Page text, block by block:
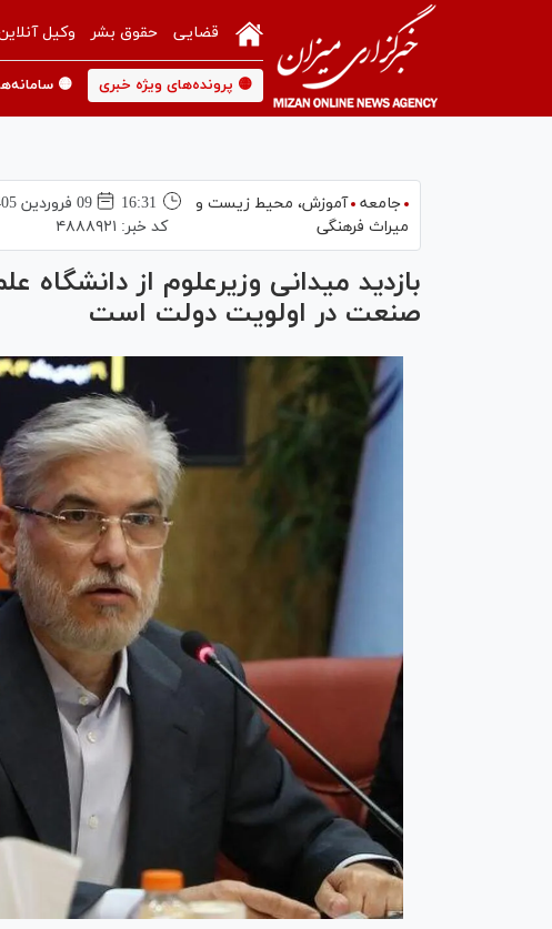
قضایی حقوق بشر وکیل
🟡 پرونده‌های ویژه خبری 🟡
جامعه آموزش،‌ محیط زیست و
میراث فرهنگی
16:31
09 فروردين 1405
کد خبر: ۴۸۸۸۹۲۱
بازدید میدانی وزیرعلوم از
صنعت در اولویت دولت است